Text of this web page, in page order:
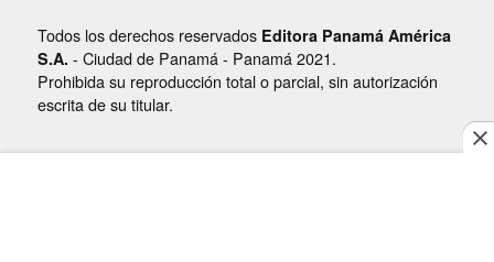
Todos los derechos reservados Editora Panamá América
S.A. - Ciudad de Panamá - Panamá 2021.
Prohibida su reproducción total o parcial, sin autorización
escrita de su titular.